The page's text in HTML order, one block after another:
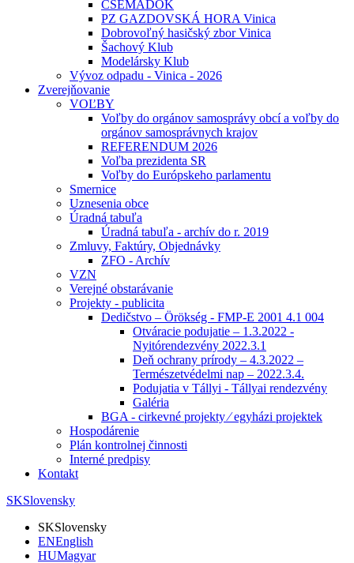
CSEMADOK
PZ GAZDOVSKÁ HORA Vinica
Dobrovoľný hasičský zbor Vinica
Šachový Klub
Modelársky Klub
Vývoz odpadu - Vinica - 2026
Zverejňovanie
VOĽBY
Voľby do orgánov samosprávy obcí a voľby do
orgánov samosprávnych krajov
REFERENDUM 2026
Voľba prezidenta SR
Voľby do Európskeho parlamentu
Smernice
Uznesenia obce
Úradná tabuľa
Úradná tabuľa - archív do r. 2019
Zmluvy, Faktúry, Objednávky
ZFO - Archív
VZN
Verejné obstarávanie
Projekty - publicita
Dedičstvo – Örökség - FMP-E 2001 4.1 004
Otváracie podujatie – 1.3.2022 -
Nyitórendezvény 2022.3.1
Deň ochrany prírody – 4.3.2022 –
Természetvédelmi nap – 2022.3.4.
Podujatia v Tállyi - Tállyai rendezvény
Galéria
BGA - cirkevné projekty ⁄ egyházi projektek
Hospodárenie
Plán kontrolnej činnosti
Interné predpisy
Kontakt
SKSlovensky
SKSlovensky
ENEnglish
HUMagyar